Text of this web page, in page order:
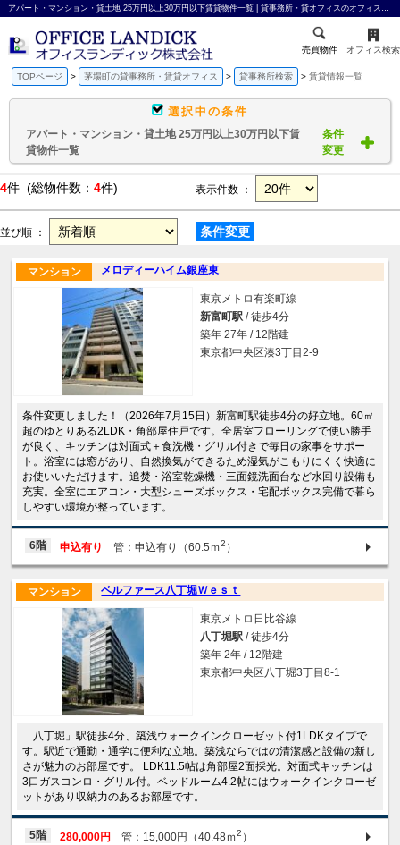
アパート・マンション・貸土地 25万円以上30万円以下賃貸物件一覧 | 貸事務所・貸オフィスのオフィスランディック株式会社
売買物件 オフィス検索
TOPページ 茅場町の貸事務所・賃貸オフィス 貸事務所検索 賃貸情報一覧
選択中の条件
アパート・マンション・貸土地 25万円以上30万円以下賃
貸物件一覧
条件
変更
4件 (総物件数： 4件) 表示件数 ：
並び順 ： 条件変更
メロディーハイム銀座東
マンション
東京メトロ有楽町線
新富町駅 / 徒歩4分
築年 27年 / 12階建
東京都中央区湊3丁目2-9
条件変更しました！（2026年7月15日）新富町駅徒歩4分の好立地。60㎡
超のゆとりある2LDK・角部屋住戸です。全居室フローリングで使い勝手
が良く、キッチンは対面式＋食洗機・グリル付きで毎日の家事をサポー
ト。浴室には窓があり、自然換気ができるため湿気がこもりにくく快適に
お使いいただけます。追焚・浴室乾燥機・三面鏡洗面台など水回り設備も
充実。全室にエアコン・大型シューズボックス・宅配ボックス完備で暮ら
しやすい環境が整っています。
6階 申込有り 管：申込有り（60.5ｍ2 ）
ベルファース八丁堀Ｗｅｓｔ
マンション
東京メトロ日比谷線
八丁堀駅 / 徒歩4分
築年 2年 / 12階建
東京都中央区八丁堀3丁目8-1
「八丁堀」駅徒歩4分、築浅ウォークインクローゼット付1LDKタイプで
す。駅近で通勤・通学に便利な立地。築浅ならではの清潔感と設備の新し
さが魅力のお部屋です。 LDK11.5帖は角部屋2面採光。対面式キッチンは
3口ガスコンロ・グリル付。ベッドルーム4.2帖にはウォークインクローゼ
ットがあり収納力のあるお部屋です。
5階 280,000円 管：15,000円（40.48ｍ2 ）